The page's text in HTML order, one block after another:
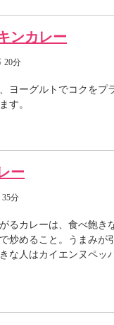
ンカレー
20分
ヨーグルトでコクをプ
す。
ー
35分
るカレーは、食べ飽き
炒めること。うまみが
な人はカイエンヌペッ